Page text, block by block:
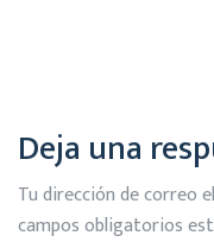
Deja una
Tu dirección de correo
campos obligatorios